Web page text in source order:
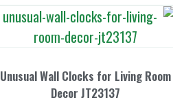
Unusual Wall Clocks for Living Room
Decor JT23137